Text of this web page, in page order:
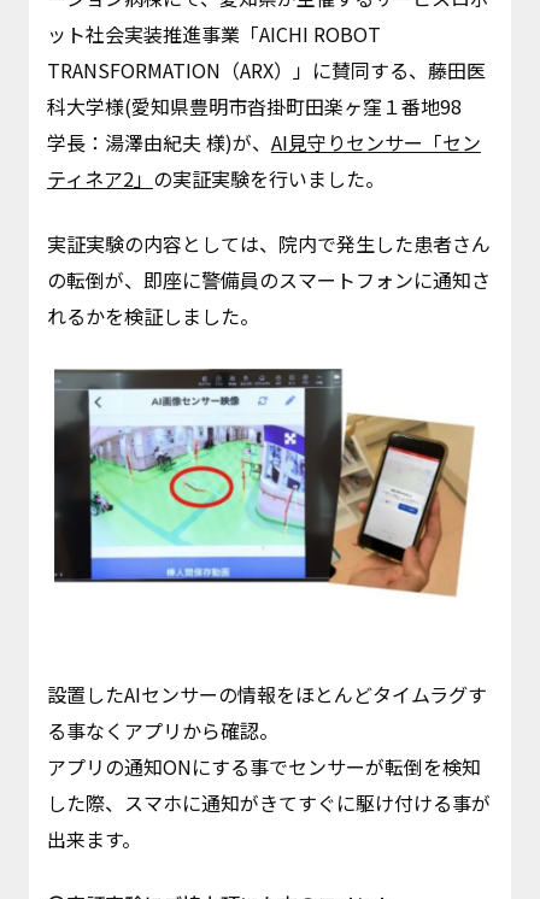
ット社会実装推進事業「AICHI ROBOT
TRANSFORMATION（ARX）」に賛同する、藤田医
科大学様(愛知県豊明市沓掛町田楽ヶ窪１番地98
学長：湯澤由紀夫 様)が、 AI見守りセンサー「セン
ティネア2」 の実証実験を行いました。
実証実験の内容としては、院内で発生した患者さん
の転倒が、即座に警備員のスマートフォンに通知さ
れるかを検証しました。
設置したAIセンサーの情報をほとんどタイムラグす
る事なくアプリから確認。
アプリの通知ONにする事でセンサーが転倒を検知
した際、スマホに通知がきてすぐに駆け付ける事が
出来ます。